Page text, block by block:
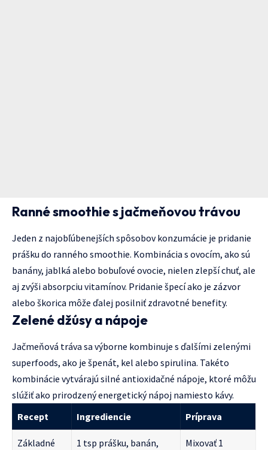
Ranné smoothie s jačmeňovou trávou
Jeden z najobľúbenejších spôsobov konzumácie je pridanie
prášku do ranného smoothie. Kombinácia s ovocím, ako sú
banány, jablká alebo bobuľové ovocie, nielen zlepší chuť, ale
aj zvýši absorpciu vitamínov. Pridanie špecí ako je zázvor
alebo škorica môže ďalej posilniť zdravotné benefity.
Zelené džúsy a nápoje
Jačmeňová tráva sa výborne kombinuje s ďalšími zelenými
superfoods, ako je špenát, kel alebo spirulina. Takéto
kombinácie vytvárajú silné antioxidačné nápoje, ktoré môžu
slúžiť ako prirodzený energetický nápoj namiesto kávy.
Recept
Ingrediencie Príprava
Základné
1 tsp prášku, banán,
Mixovať 1